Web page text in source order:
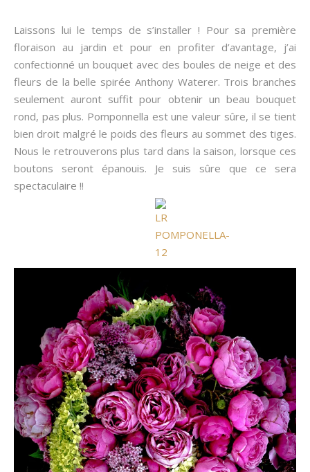
Laissons lui le temps de s’installer ! Pour sa première
floraison au jardin et pour en profiter d’avantage, j’ai
confectionné un bouquet avec des boules de neige et des
fleurs de la belle spirée Anthony Waterer. Trois branches
seulement auront suffit pour obtenir un beau bouquet
rond, pas plus. Pomponnella est une valeur sûre, il se tient
bien droit malgré le poids des fleurs au sommet des tiges.
Nous le retrouverons plus tard dans la saison, lorsque ces
boutons seront épanouis. Je suis sûre que ce sera
spectaculaire !!